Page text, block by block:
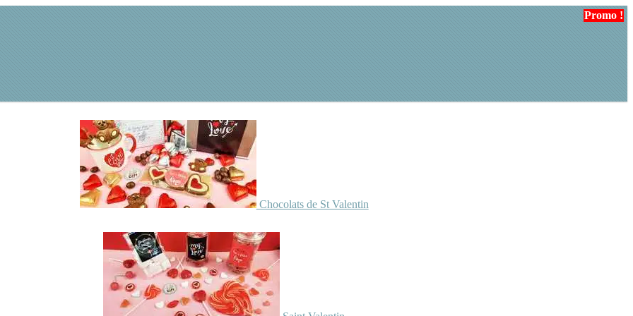
Chocolats de St Valentin
Promo !
Promo !